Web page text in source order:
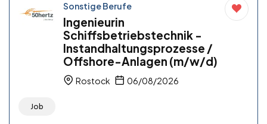
Sonstige Berufe
Ingenieurin
Schiffsbetriebstechnik -
Instandhaltungsprozesse /
Offshore-Anlagen (m/w/d)
Rostock 06/08/2026
Job